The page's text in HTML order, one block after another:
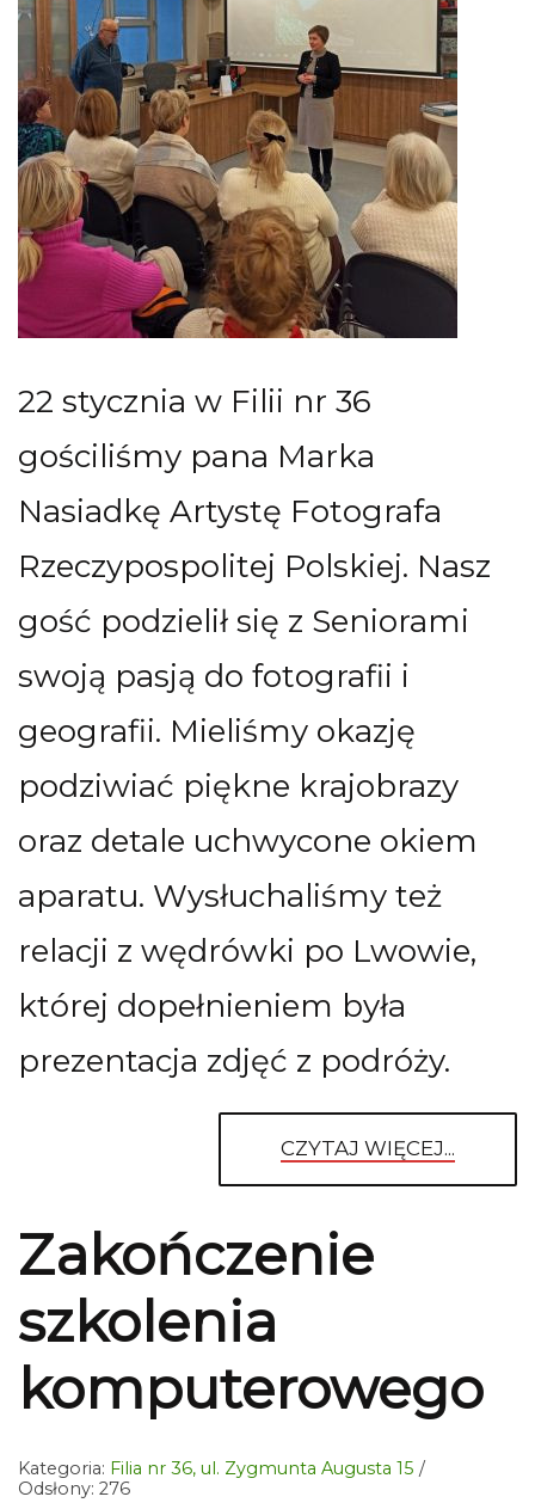
22 stycznia w Filii nr 36
gościliśmy pana Marka
Nasiadkę Artystę Fotografa
Rzeczypospolitej Polskiej. Nasz
gość podzielił się z Seniorami
swoją pasją do fotografii i
geografii. Mieliśmy okazję
podziwiać piękne krajobrazy
oraz detale uchwycone okiem
aparatu. Wysłuchaliśmy też
relacji z wędrówki po Lwowie,
której dopełnieniem była
prezentacja zdjęć z podróży.
CZYTAJ WIĘCEJ...
Zakończenie
szkolenia
komputerowego
Kategoria: Filia nr 36, ul. Zygmunta Augusta 15
Odsłony: 276